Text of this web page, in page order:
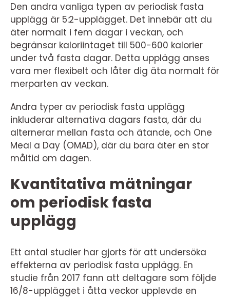
Den andra vanliga typen av periodisk fasta
upplägg är 5:2-upplägget. Det innebär att du
äter normalt i fem dagar i veckan, och
begränsar kaloriintaget till 500-600 kalorier
under två fasta dagar. Detta upplägg anses
vara mer flexibelt och låter dig äta normalt för
merparten av veckan.
Andra typer av periodisk fasta upplägg
inkluderar alternativa dagars fasta, där du
alternerar mellan fasta och ätande, och One
Meal a Day (OMAD), där du bara äter en stor
måltid om dagen.
Kvantitativa mätningar
om periodisk fasta
upplägg
Ett antal studier har gjorts för att undersöka
effekterna av periodisk fasta upplägg. En
studie från 2017 fann att deltagare som följde
16/8-upplägget i åtta veckor upplevde en